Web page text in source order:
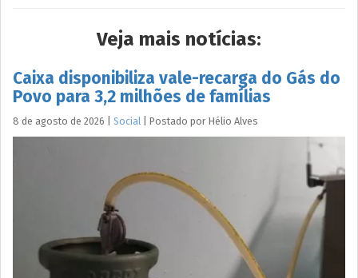
Veja mais notícias:
Caixa disponibiliza vale-recarga do Gás do
Povo para 3,2 milhões de famílias
8 de agosto de 2026 Social Postado por Hélio Alves